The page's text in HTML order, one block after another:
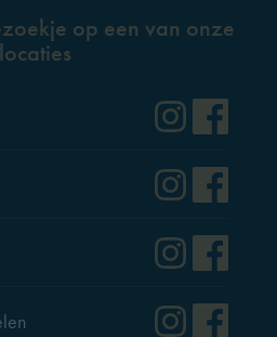
op een van onze
locaties